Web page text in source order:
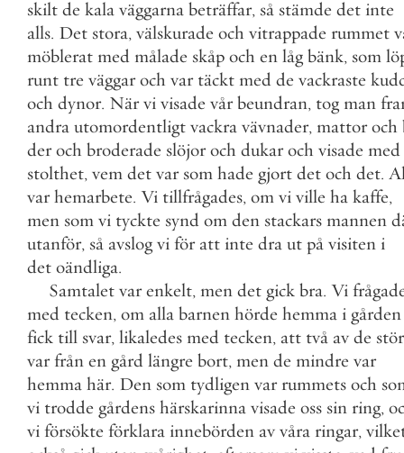
skilt de kala väggarna beträffar, så stämde det inte
alls. Det stora, välskurade och vitrappade rummet
möblerat med målade skåp och en låg bänk, som
runt tre väggar och var täckt med de vackraste
och dynor. När vi visade vår beundran, tog man
andra utomordentligt vackra vävnader, mattor och
der och broderade slöjor och dukar och visade med
stolthet, vem det var som hade gjort det och det.
var hemarbete. Vi tillfrågades, om vi ville ha kaffe,
men som vi tyckte synd om den stackars mannen
utanför, så avslog vi för att inte dra ut på visiten i
det oändliga.
Samtalet var enkelt, men det gick bra. Vi
med tecken, om alla barnen hörde hemma i gården
fick till svar, likaledes med tecken, att två av de
var från en gård längre bort, men de mindre var
hemma här. Den som tydligen var rummets och
vi trodde gårdens härskarinna visade oss sin ring,
vi försökte förklara innebörden av våra ringar,